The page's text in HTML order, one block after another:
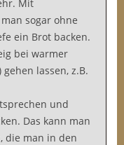
Mit
sogar ohne
ein Brot backen.
bei warmer
lassen, z.B.
und
Das kann man
die man in den